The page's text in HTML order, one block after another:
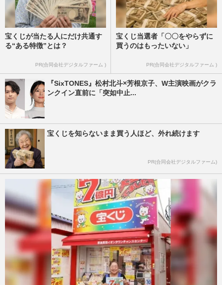
宝くじが当たる人にだけ共通す
る“ある特徴”とは？
PR(合同会社デジタルファーム )
宝くじ当選者「〇〇をやらずに
買うのはもったいない」
PR(合同会社デジタルファーム )
『SixTONES』松村北斗×芳根京子、W主演映画がクラ
ンクイン直前に「突如中止...
宝くじを知らないまま買う人ほど、外れ続けます
PR(合同会社デジタルファーム)